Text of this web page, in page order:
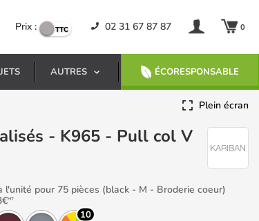
Prix : 02 31 67 87 87 0
AUTRES ÉCORESPONSABLE
Plein écran
l'unité pour 75 pièces (black - M - Broderie coeur)
€HT
10